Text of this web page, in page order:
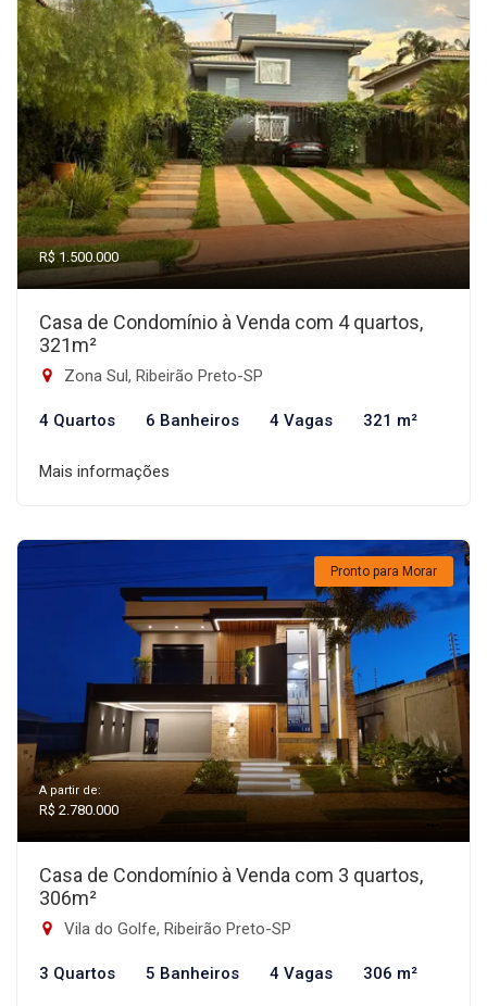
R$ 1.500.000
Casa de Condomínio à Venda com 4 quartos,
321m²
Zona Sul, Ribeirão Preto-SP
4 Quartos 6 Banheiros 4 Vagas 321 m²
Mais informações
Pronto para Morar
A partir de:
R$ 2.780.000
Casa de Condomínio à Venda com 3 quartos,
306m²
Vila do Golfe, Ribeirão Preto-SP
3 Quartos 5 Banheiros 4 Vagas 306 m²